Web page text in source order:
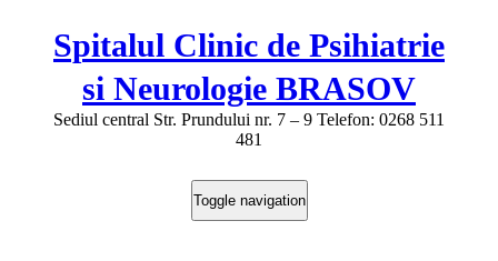
Spitalul Clinic de Psihiatrie
si Neurologie BRASOV
Sediul central Str. Prundului nr. 7 – 9 Telefon: 0268 511
481
Toggle navigation